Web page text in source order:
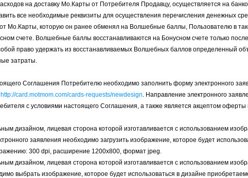
на доставку Мо.Карты от Потребителя Продавцу, осуществляется на
все необходимые реквизиты для осуществления перечисления денежных
Мо.Карты, которую он ранее обменял на Волшебные баллы, Пользователю в
счете. Волшебные баллы восстанавливаются на Бонусном счете только
право удержать из восстанавливаемых Волшебных баллов определенный
затраты.
Соглашения Потребителю необходимо заполнить форму электронного
http://card.motmom.com/cards-requests/newdesign. Направление электронного
с условиями настоящего Соглашения, а также является акцептом оферты
дизайном, лицевая сторона которой изготавливается с использованием
заявления необходимо загрузить изображение, которое будет
300 dpi, расширение 1200х800, формат jpeg.
дизайном, лицевая сторона которой изготавливается с использованием
выбрать изображение, которое будет использоваться в дизайне